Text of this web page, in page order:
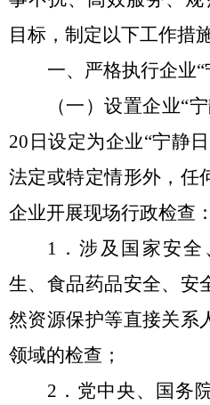
目标，制定以下工作措施
一、严格执行企业“
（一）设置企业“
20 日设定为企业“宁静日
法定或特定情形外，任
企业开展现场行政检查：
1 ．涉及国家安
生、食品药品安全、安
然资源保护等直接关系
领域的检查；
2 ．党中央、国务